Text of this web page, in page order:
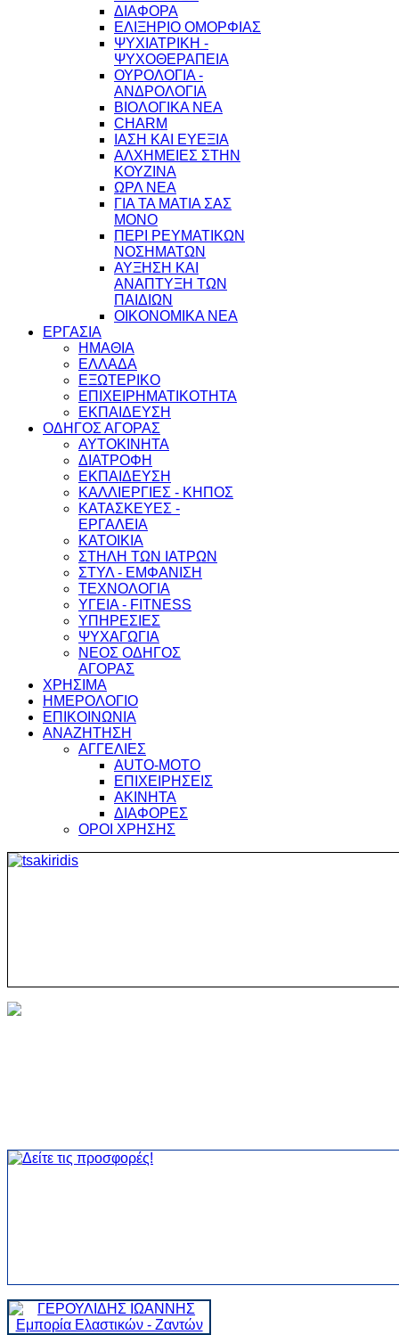
ΔΙΑΦΟΡΑ
ΕΛΙΞΗΡΙΟ ΟΜΟΡΦΙΑΣ
ΨΥΧΙΑΤΡΙΚΗ -
ΨΥΧΟΘΕΡΑΠΕΙΑ
ΟΥΡΟΛΟΓΙΑ -
ΑΝΔΡΟΛΟΓΙΑ
ΒΙΟΛΟΓΙΚΑ ΝΕΑ
CHARM
ΙΑΣΗ ΚΑΙ ΕΥΕΞΙΑ
ΑΛΧΗΜΕΙΕΣ ΣΤΗΝ
ΚΟΥΖΙΝΑ
ΩΡΛ ΝEA
ΓΙΑ ΤΑ ΜΑΤΙΑ ΣΑΣ
ΜΟΝΟ
ΠΕΡΙ ΡΕΥΜΑΤΙΚΩΝ
ΝΟΣΗΜΑΤΩΝ
ΑΥΞΗΣΗ ΚΑΙ
ΑΝΑΠΤΥΞΗ ΤΩΝ
ΠΑΙΔΙΩΝ
ΟΙΚΟΝΟΜΙΚΑ ΝΕΑ
ΕΡΓΑΣΙΑ
ΗΜΑΘΙΑ
ΕΛΛΑΔΑ
ΕΞΩΤΕΡΙΚΟ
ΕΠΙΧΕΙΡΗΜΑΤΙΚΟΤΗΤΑ
ΕΚΠΑΙΔΕΥΣΗ
ΟΔΗΓΟΣ ΑΓΟΡΑΣ
ΑΥΤΟΚΙΝΗΤΑ
ΔΙΑΤΡΟΦΗ
ΕΚΠΑΙΔΕΥΣΗ
ΚΑΛΛΙΕΡΓΙΕΣ - ΚΗΠΟΣ
ΚΑΤΑΣΚΕΥΕΣ -
ΕΡΓΑΛΕΙΑ
ΚΑΤΟΙΚΙΑ
ΣΤΗΛΗ ΤΩΝ ΙΑΤΡΩΝ
ΣΤΥΛ - ΕΜΦΑΝΙΣΗ
ΤΕΧΝΟΛΟΓΙΑ
ΥΓΕΙΑ - FITNESS
ΥΠΗΡΕΣΙΕΣ
ΨΥΧΑΓΩΓΙΑ
ΝΕΟΣ ΟΔΗΓΟΣ
ΑΓΟΡΑΣ
ΧΡΗΣΙΜΑ
ΗΜΕΡΟΛΟΓΙΟ
ΕΠΙΚΟΙΝΩΝΙΑ
ΑΝΑΖΗΤΗΣΗ
ΑΓΓΕΛΙΕΣ
AUTO-MOTO
ΕΠΙΧΕΙΡΗΣΕΙΣ
ΑΚΙΝΗΤΑ
ΔΙΑΦΟΡΕΣ
ΟΡΟΙ ΧΡΗΣΗΣ